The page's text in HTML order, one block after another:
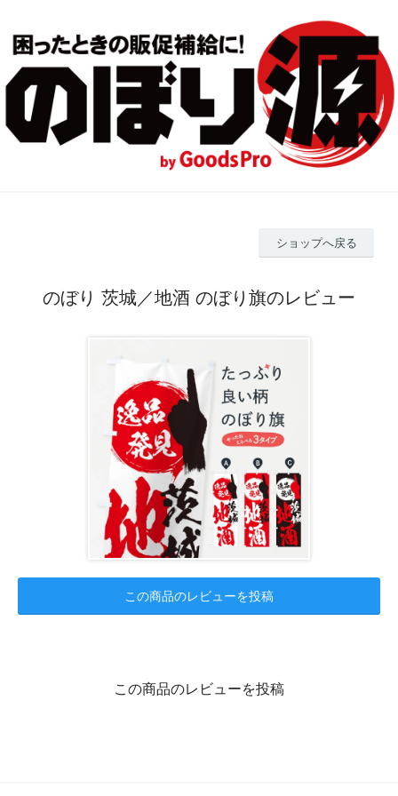
ショップへ戻る
のぼり 茨城／地酒 のぼり旗のレビュー
この商品のレビューを投稿
この商品のレビューを投稿